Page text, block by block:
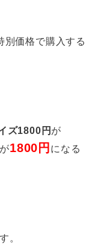
別価格で購入する
ズ1800円 が
が1800円 になる
。